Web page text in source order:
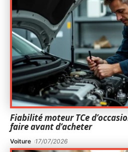
Fiabilité moteur TCe
faire avant d’acheter
Voiture 17/07/2026